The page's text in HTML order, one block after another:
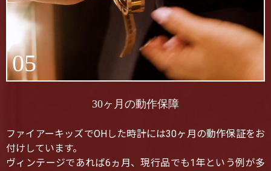
05
30ヶ月の動作保障
ファイアーキッズでOHした時計には30ヶ月の動作保証をお
付けしています。
ヴィンテージであれば6ヵ月、現行品でも1年という例が多